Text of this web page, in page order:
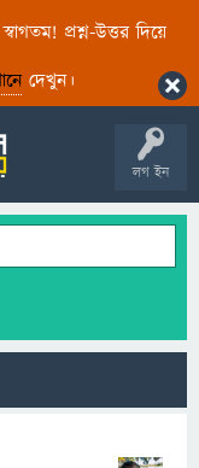
প্রশ্ন-উত্তর দিয়ে
দেখুন।
লগ ইন